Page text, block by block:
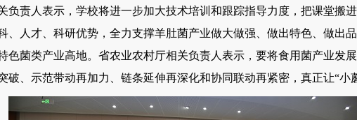
责人表示，学校将进一步加大技术培训和跟踪指导力度，把课堂搬
、人才、科研优势，全力支撑羊肚菌产业做大做强、做出特色、做出
色菌类产业高地。省农业农村厅相关负责人表示，要将食用菌产业发
、示范带动再加力、链条延伸再深化和协同联动再紧密，真正让“小